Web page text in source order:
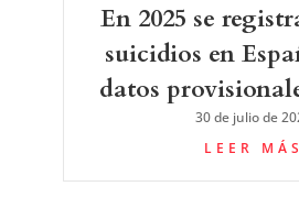
En 2025 se
suicidios en
datos
30 de julio de
LEER MÁS